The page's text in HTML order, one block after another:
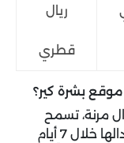
ريال
قطري
موقع بشرة كير؟
مرنة، تسمح
لعملاء الموقع بإرجاع المنتجات أو استبدالها خلال 7 أيام